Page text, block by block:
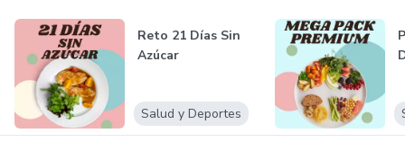
Reto 21 Días Sin
Azúcar
Salud y Deportes